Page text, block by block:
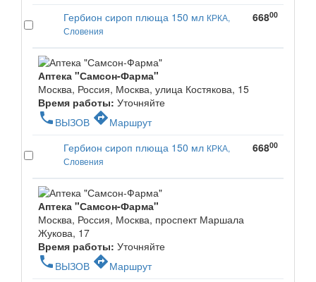
Гербион сироп плюща 150 мл КРКА,
Словения
66800
Аптека "Самсон-Фарма"
Москва, Россия, Москва, улица Костякова, 15
Время работы: Уточняйте
phone ВЫЗОВ directionsМаршрут
Гербион сироп плюща 150 мл КРКА,
Словения
66800
Аптека "Самсон-Фарма"
Москва, Россия, Москва, проспект Маршала
Жукова, 17
Время работы: Уточняйте
phone ВЫЗОВ directionsМаршрут